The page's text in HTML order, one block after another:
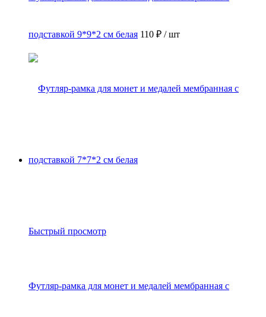
подставкой 9*9*2 см белая 110 ₽ / шт
Быстрый просмотр
Футляр-рамка для монет и медалей мембранная с